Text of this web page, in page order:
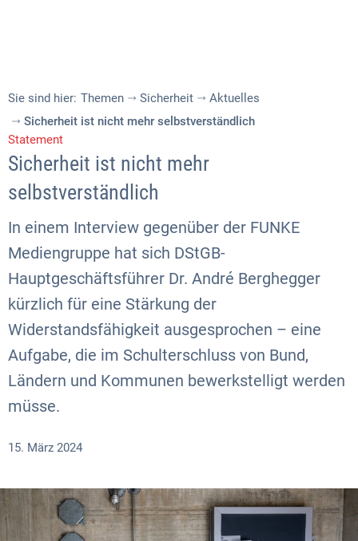
Sie sind hier: Themen Sicherheit
Aktuelles
Sicherheit ist nicht mehr selbstverständlich
Statement
Sicherheit ist nicht mehr
selbstverständlich
In einem Interview gegenüber der FUNKE
Mediengruppe hat sich DStGB-
Hauptgeschäftsführer Dr. André Berghegger
kürzlich für eine Stärkung der
Widerstandsfähigkeit ausgesprochen – eine
Aufgabe, die im Schulterschluss von Bund,
Ländern und Kommunen bewerkstelligt werden
müsse.
15. März 2024